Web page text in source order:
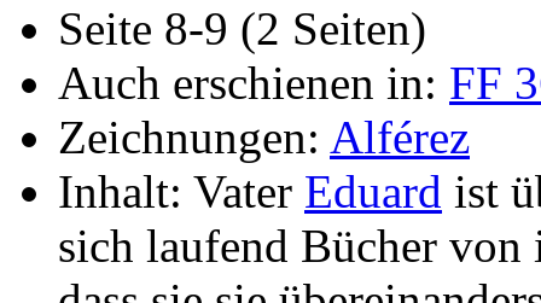
Seite 8-9 (2 Seiten)
Auch erschienen in: FF
Zeichnungen: Alférez
Inhalt: Vater Eduard ist
sich laufend Bücher